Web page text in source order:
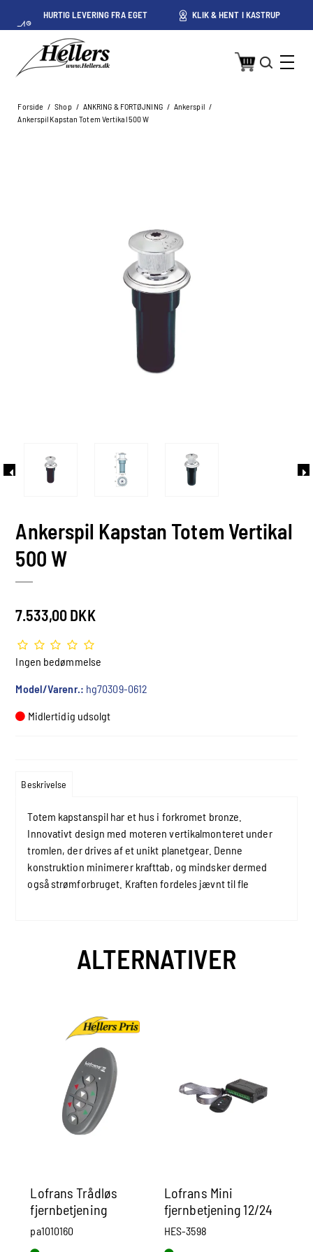
HURTIG LEVERING FRA EGET
LAGER I KASTRUP
KLIK & HENT I KASTRUP
Forside / Shop / ANKRING & FORTØJNING / Ankerspil /
Ankerspil Kapstan Totem Vertikal 500 W
Ankerspil Kapstan Totem Vertikal
500 W
7.533,00 DKK
Ingen bedømmelse
Model/Varenr.: hg70309-0612
Midlertidig udsolgt
Beskrivelse
Totem kapstanspil har et hus i forkromet bronze.
Innovativt design med moteren vertikalmonteret under
tromlen, der drives af et unikt planetgear. Denne
konstruktion minimerer krafttab, og mindsker dermed
også strømforbruget. Kraften fordeles jævnt til fle
ALTERNATIVER
Lofrans Trådløs
fjernbetjening
pa1010160
Lofrans Mini
fjernbetjening 12/24
Volt - 10Amp IP67
HES-3598